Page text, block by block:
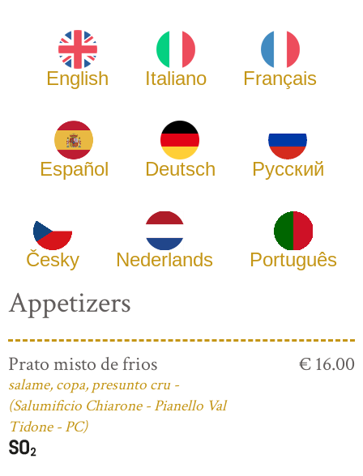
English Italiano Français
Español Deutsch Русский
Česky Nederlands Português
Appetizers
Prato misto de frios
salame, copa, presunto cru -
(Salumificio Chiarone - Pianello Val
Tidone - PC)
€ 16.00